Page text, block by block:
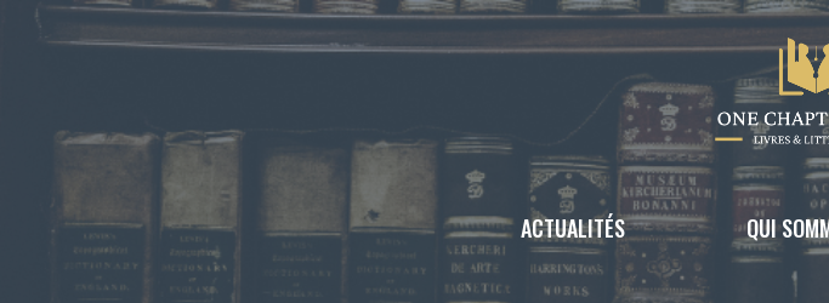
Aller
ACTUALITÉS QUI